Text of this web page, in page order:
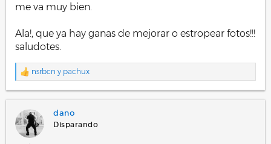
me va muy bien.
Ala!, que ya hay ganas de mejorar o estropear fotos!!!
saludotes.
R
a
c
i
o
nsrbcn y pachux
dano
Disparando